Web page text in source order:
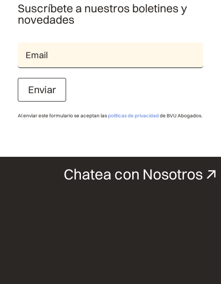
Suscríbete a nuestros boletines y
novedades
Enviar
Al enviar este formulario se aceptan laspolíticas de privacidad de BVU Abogados.
Chatea con Nosotros